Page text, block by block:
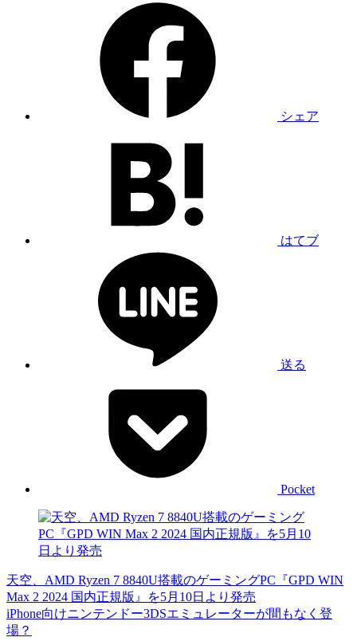
シェア
はてブ
送る
Pocket
天空、AMD Ryzen 7 8840U搭載のゲーミングPC『GPD WIN
Max 2 2024 国内正規版』を5月10日より発売
iPhone向けニンテンドー3DSエミュレーターが間もなく登
場？